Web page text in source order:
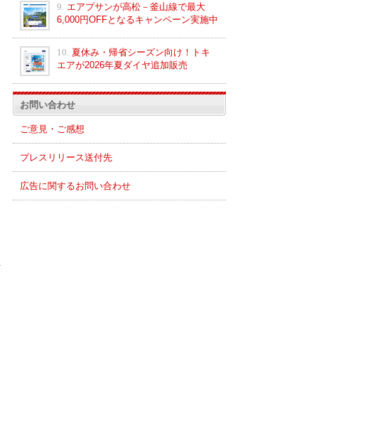
9. エアプサンが高松－釜山線で最大
6,000円OFFとなるキャンペーン実施中
10. 夏休み・帰省シーズン向け！トキ
エアが2026年夏ダイヤ追加販売
お問い合わせ
ご意見・ご感想
プレスリリース送付先
広告に関するお問い合わせ